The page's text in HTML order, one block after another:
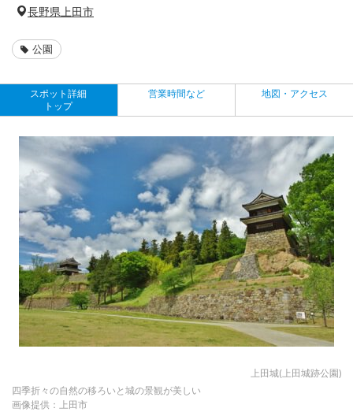
長野県上田市
公園
スポット詳細
トップ
営業時間など 地図・アクセス
上田城(上田城跡公園)
四季折々の自然の移ろいと城の景観が美しい
画像提供：上田市